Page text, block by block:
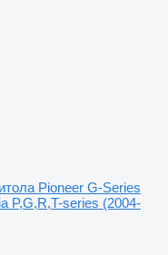
Pioneer G-Series
P,G,R,T-series (2004-